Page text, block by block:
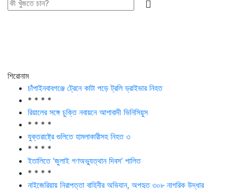
শিরোনাম
চাঁপাইনবাবগঞ্জে ট্রেনে কাটা পড়ে ট্রলি ড্রাইভার নিহত
* * * *
রিয়ালের সঙ্গে চুক্তি নবায়নে আশাবাদী ভিনিসিয়ুস
* * * *
যুক্তরাষ্ট্রে গুলিতে হামলাকারীসহ নিহত ৩
* * * *
ইতালিতে ‘জুলাই গণঅভ্যুত্থান দিবস’ পালিত
* * * *
নাইজেরিয়ায় নিরাপত্তা বাহিনীর অভিযান, অপহৃত ৩০৮ নাগরিক উদ্ধার